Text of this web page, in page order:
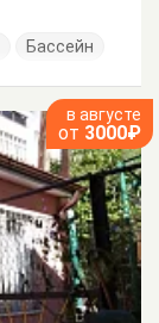
Бассейн
в августе
от 3000₽